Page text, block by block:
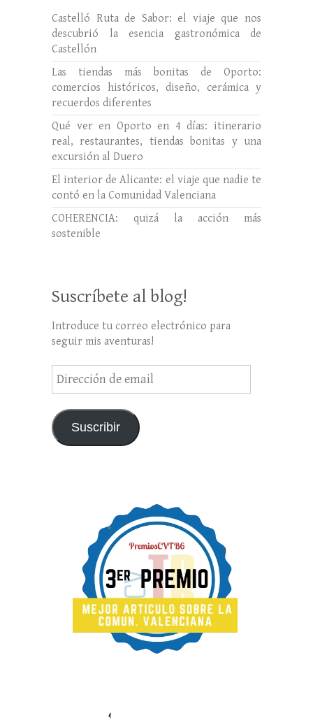
Castelló Ruta de Sabor: el viaje que nos
descubrió la esencia gastronómica de
Castellón
Las tiendas más bonitas de Oporto:
comercios históricos, diseño, cerámica y
recuerdos diferentes
Qué ver en Oporto en 4 días: itinerario
real, restaurantes, tiendas bonitas y una
excursión al Duero
El interior de Alicante: el viaje que nadie te
contó en la Comunidad Valenciana
COHERENCIA: quizá la acción más
sostenible
Suscríbete al blog!
Introduce tu correo electrónico para
seguir mis aventuras!
Dirección
de
Suscribir